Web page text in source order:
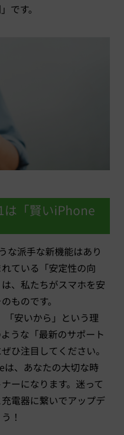
です。
は「賢いiPhone
な派手な新機能はあり
ている「安定性の向
、私たちがスマホを安
ものです。
安いから」という理
うな「最新のサポート
ひ注目してください。
、あなたの大切な時
ーになります。迷って
電器に繋いでアップデ
！